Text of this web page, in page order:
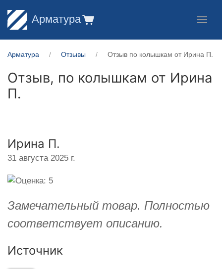
Арматура
Арматура Отзывы Отзыв по колышкам от Ирина П.
Отзыв, по колышкам от Ирина
П.
Ирина П.
31 августа 2025 г.
Замечательный товар. Полностью
соответствует описанию.
Источник